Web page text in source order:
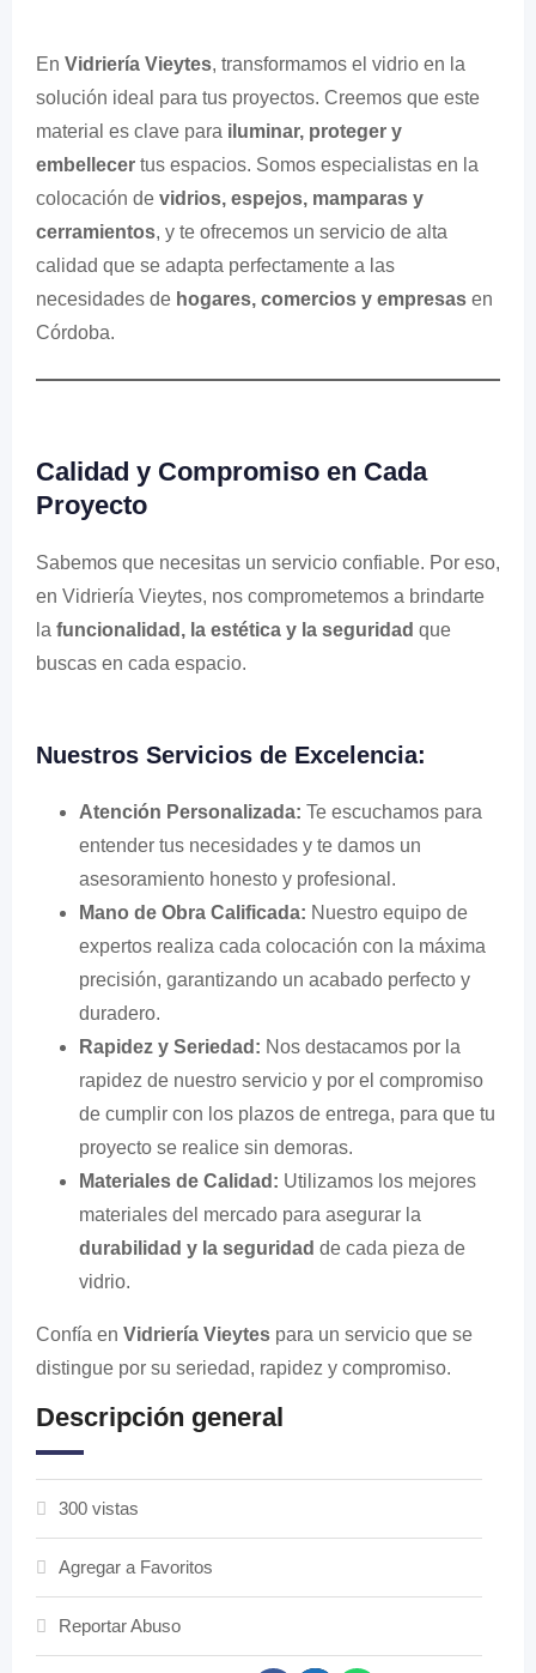
En Vidriería Vieytes, transformamos el vidrio en la
solución ideal para tus proyectos. Creemos que este
material es clave para iluminar, proteger y
embellecer tus espacios. Somos especialistas en la
colocación de vidrios, espejos, mamparas y
cerramientos, y te ofrecemos un servicio de alta
calidad que se adapta perfectamente a las
necesidades de hogares, comercios y empresas en
Córdoba.
Calidad y Compromiso en Cada
Proyecto
Sabemos que necesitas un servicio confiable. Por eso,
en Vidriería Vieytes, nos comprometemos a brindarte
la funcionalidad, la estética y la seguridad que
buscas en cada espacio.
Nuestros Servicios de Excelencia:
Atención Personalizada: Te escuchamos para
entender tus necesidades y te damos un
asesoramiento honesto y profesional.
Mano de Obra Calificada: Nuestro equipo de
expertos realiza cada colocación con la máxima
precisión, garantizando un acabado perfecto y
duradero.
Rapidez y Seriedad: Nos destacamos por la
rapidez de nuestro servicio y por el compromiso
de cumplir con los plazos de entrega, para que tu
proyecto se realice sin demoras.
Materiales de Calidad: Utilizamos los mejores
materiales del mercado para asegurar la
durabilidad y la seguridad de cada pieza de
vidrio.
Confía en Vidriería Vieytes para un servicio que se
distingue por su seriedad, rapidez y compromiso.
Descripción general
300 vistas
Agregar a Favoritos
Reportar Abuso